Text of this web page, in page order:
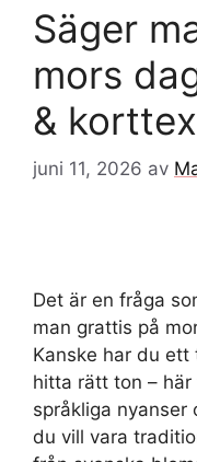
Säger
mors
&
juni 11, 2026 av
Det är en fråga
man grattis på
Kanske har du
hitta rätt ton –
språkliga nyanser
du vill vara